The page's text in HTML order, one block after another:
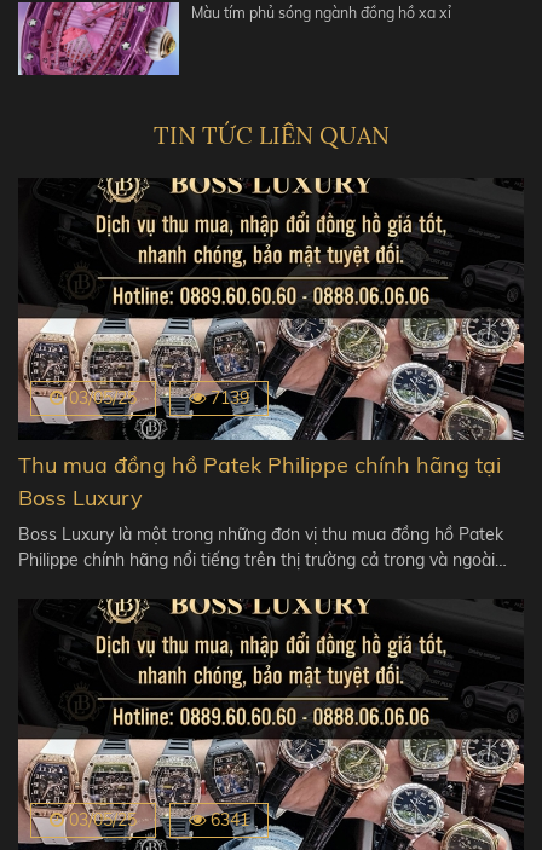
Màu tím phủ sóng ngành đồng hồ xa xỉ
TIN TỨC LIÊN QUAN
03/05/25 7139
Thu mua đồng hồ Patek Philippe chính hãng tại
Boss Luxury
Boss Luxury là một trong những đơn vị thu mua đồng hồ Patek
Philippe chính hãng nổi tiếng trên thị trường cả trong và ngoài…
03/05/25 6341